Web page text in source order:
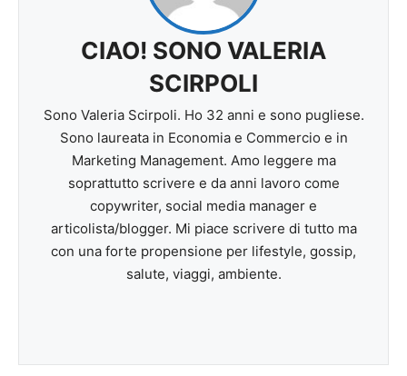
CIAO! SONO VALERIA
SCIRPOLI
Sono Valeria Scirpoli. Ho 32 anni e sono pugliese.
Sono laureata in Economia e Commercio e in
Marketing Management. Amo leggere ma
soprattutto scrivere e da anni lavoro come
copywriter, social media manager e
articolista/blogger. Mi piace scrivere di tutto ma
con una forte propensione per lifestyle, gossip,
salute, viaggi, ambiente.